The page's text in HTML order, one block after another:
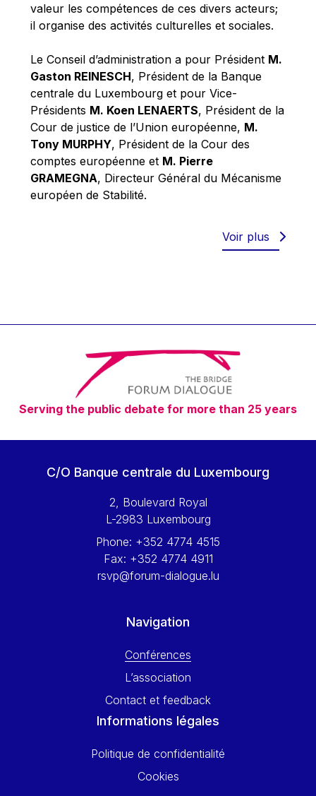
Paolo Mengozzi
Paschal Donohoe
Pat Cox
Patrizia Nanz
Philippe Maystadt
Pierre Gramegna
Richard Pelly
Robert Goebbels
Robert REYNDERS
Timothy Radcliffe
Vaclav Klaus
Vassilios Skouris
Vítor Manuel da Silva Caldeira
Viviane Reding
Walter Hagg
Wolfgang Ketterle
Yossi Beillin
Yves FRANCHET
valeur les compétences de ces divers acteurs;
il organise des activités culturelles et sociales.
Le Conseil d’administration a pour Président M.
Gaston REINESCH, Président de la Banque
centrale du Luxembourg et pour Vice-
Présidents M. Koen LENAERTS, Président de la
Cour de justice de l’Union européenne, M.
Tony MURPHY, Président de la Cour des
comptes européenne et M. Pierre
GRAMEGNA, Directeur Général du Mécanisme
européen de Stabilité.
Voir plus
Serving the public debate for more than 25 years
C/O Banque centrale du Luxembourg
2, Boulevard Royal
L-2983 Luxembourg
Phone: +352 4774 4515
Fax: +352 4774 4911
rsvp@forum-dialogue.lu
Navigation
Conférences
L’association
Contact et feedback
Informations légales
Politique de confidentialité
Cookies